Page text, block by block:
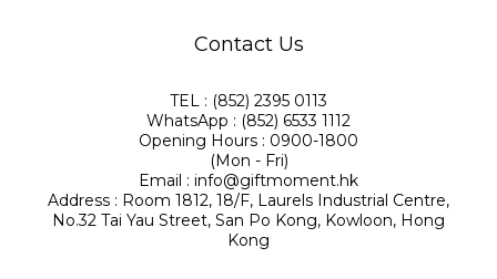
Contact Us
TEL : (852) 2395 0113
WhatsApp : (852) 6533 1112
Opening Hours : 0900-1800
(Mon - Fri)
Email : info@giftmoment.hk
Address : Room 1812, 18/F, Laurels Industrial Centre,
No.32 Tai Yau Street, San Po Kong, Kowloon, Hong
Kong